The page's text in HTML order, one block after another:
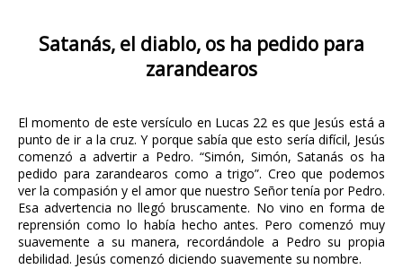
Satanás, el diablo, os ha pedido para
zarandearos
El momento de este versículo en Lucas 22 es que Jesús está a
punto de ir a la cruz. Y porque sabía que esto sería difícil, Jesús
comenzó a advertir a Pedro. “Simón, Simón, Satanás os ha
pedido para zarandearos como a trigo”. Creo que podemos
ver la compasión y el amor que nuestro Señor tenía por Pedro.
Esa advertencia no llegó bruscamente. No vino en forma de
reprensión como lo había hecho antes. Pero comenzó muy
suavemente a su manera, recordándole a Pedro su propia
debilidad. Jesús comenzó diciendo suavemente su nombre.